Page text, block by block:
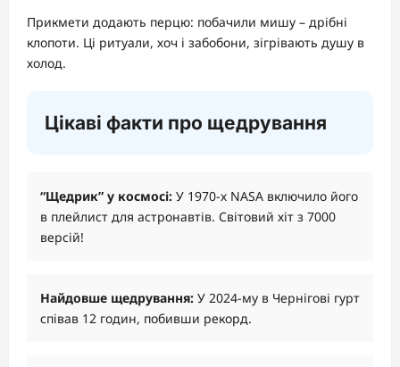
Прикмети додають перцю: побачили мишу – дрібні
клопоти. Ці ритуали, хоч і забобони, зігрівають душу в
холод.
Цікаві факти про щедрування
“Щедрик” у космосі: У 1970-х NASA включило його
в плейлист для астронавтів. Світовий хіт з 7000
версій!
Найдовше щедрування: У 2024-му в Чернігові гурт
співав 12 годин, побивши рекорд.